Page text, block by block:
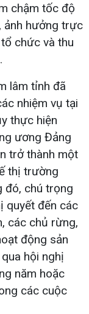
chậm tốc độ
ảnh hưởng trực
chức và thu
lâm tỉnh đã
nhiệm vụ tại
thực hiện
ương Đảng
trở thành một
thị trường
đó, chú trọng
quyết đến các
các chủ rừng,
động sản
hội nghị
năm hoặc
các cuộc